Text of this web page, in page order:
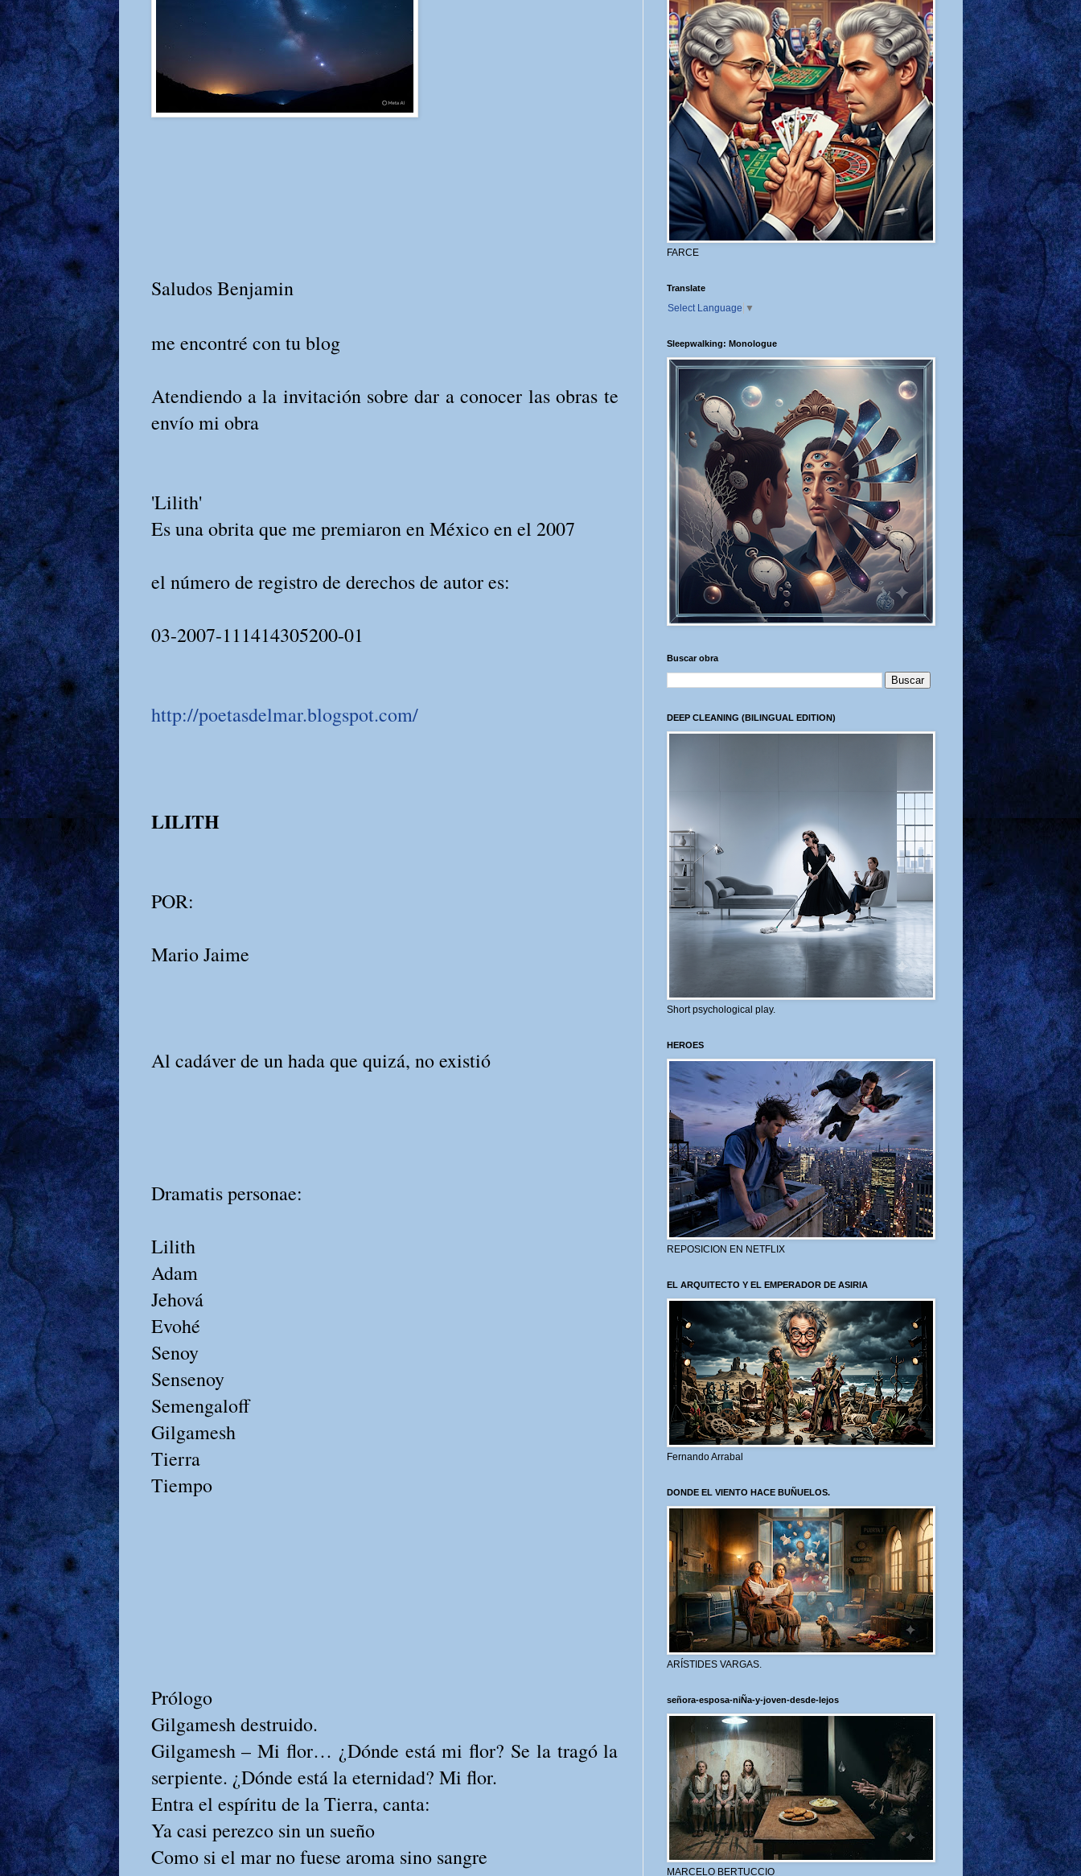
Saludos Benjamin
me encontré con tu blog
Atendiendo a la invitación sobre dar a conocer las obras te
envío mi obra
'Lilith'
Es una obrita que me premiaron en México en el 2007
el número de registro de derechos de autor es:
03-2007-111414305200-01
http://poetasdelmar.blogspot.com/
LILITH
POR:
Mario Jaime
Al cadáver de un hada que quizá, no existió
Dramatis personae:
Lilith
Adam
Jehová
Evohé
Senoy
Sensenoy
Semengaloff
Gilgamesh
Tierra
Tiempo
Prólogo
Gilgamesh destruido.
Gilgamesh – Mi flor… ¿Dónde está mi flor? Se la tragó la
serpiente. ¿Dónde está la eternidad? Mi flor.
Entra el espíritu de la Tierra, canta:
Ya casi perezco sin un sueño
Como si el mar no fuese aroma sino sangre
FARCE
Translate
Select Language ▼
Sleepwalking: Monologue
Buscar obra
DEEP CLEANING (BILINGUAL EDITION)
Short psychological play.
HEROES
REPOSICION EN NETFLIX
EL ARQUITECTO Y EL EMPERADOR DE ASIRIA
Fernando Arrabal
DONDE EL VIENTO HACE BUÑUELOS.
ARÍSTIDES VARGAS.
señora-esposa-niÑa-y-joven-desde-lejos
MARCELO BERTUCCIO